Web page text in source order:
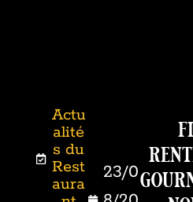
Actu
alité
s du
Rest
aura
23/0